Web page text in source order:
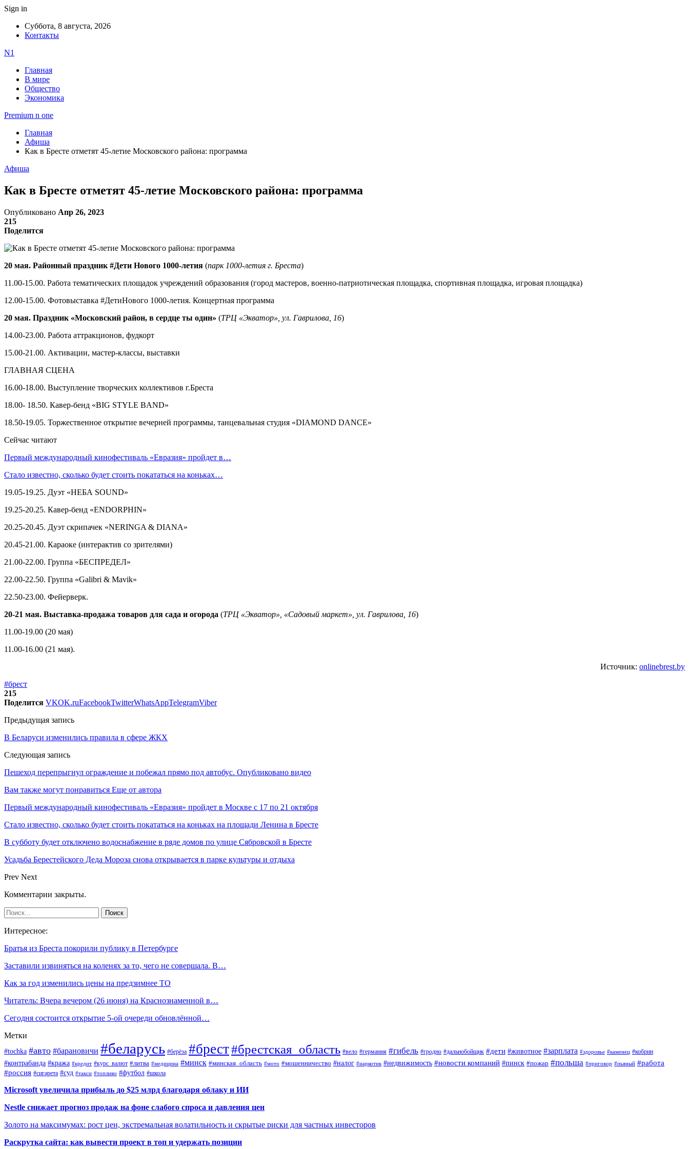
Sign in
Суббота, 8 августа, 2026
Контакты
N1
Главная
В мире
Общество
Экономика
Premium n one
Главная
Афиша
Как в Бресте отметят 45-летие Московского района: программа
Афиша
Как в Бресте отметят 45-летие Московского района: программа
Опубликовано Апр 26, 2023
215
Поделится
20 мая. Районный праздник #Дети Нового 1000-летия (парк 1000-летия г. Бреста)
11.00-15.00. Работа тематических площадок учреждений образования (город мастеров, военно-патриотическая площадка, спортивная площадка, игровая площадка)
12.00-15.00. Фотовыставка #ДетиНового 1000-летия. Концертная программа
20 мая. Праздник «Московский район, в сердце ты один» (ТРЦ «Экватор», ул. Гаврилова, 16)
14.00-23.00. Работа аттракционов, фудкорт
15.00-21.00. Активации, мастер-классы, выставки
ГЛАВНАЯ СЦЕНА
16.00-18.00. Выступление творческих коллективов г.Бреста
18.00- 18.50. Кавер-бенд «BIG STYLE BAND»
18.50-19.05. Торжественное открытие вечерней программы, танцевальная студия «DIAMOND DANCE»
Сейчас читают
Первый международный кинофестиваль «Евразия» пройдет в…
Стало известно, сколько будет стоить покататься на коньках…
19.05-19.25. Дуэт «НЕБА SOUND»
19.25-20.25. Кавер-бенд «ENDORPHIN»
20.25-20.45. Дуэт скрипачек «NERINGA & DIANA»
20.45-21.00. Караоке (интерактив со зрителями)
21.00-22.00. Группа «БЕСПРЕДЕЛ»
22.00-22.50. Группа «Galibri & Mavik»
22.50-23.00. Фейерверк.
20-21 мая. Выставка-продажа товаров для сада и огорода (ТРЦ «Экватор», «Садовый маркет», ул. Гаврилова, 16)
11.00-19.00 (20 мая)
11.00-16.00 (21 мая).
Источник: onlinebrest.by
#брест
215
Поделится VKOK.ruFacebookTwitterWhatsAppTelegramViber
Предыдущая запись
В Беларуси изменились правила в сфере ЖКХ
Следующая запись
Пешеход перепрыгнул ограждение и побежал прямо под автобус. Опубликовано видео
Вам также могут понравиться Еще от автора
Первый международный кинофестиваль «Евразия» пройдет в Москве с 17 по 21 октября
Стало известно, сколько будет стоить покататься на коньках на площади Ленина в Бресте
В субботу будет отключено водоснабжение в ряде домов по улице Сябровской в Бресте
Усадьба Берестейского Деда Мороза снова открывается в парке культуры и отдыха
Prev Next
Комментарии закрыты.
Интересное:
Братья из Бреста покорили публику в Петербурге
Заставили извиняться на коленях за то, чего не совершала. В…
Как за год изменились цены на предзимнее ТО
Читатель: Вчера вечером (26 июня) на Краснознаменной в…
Сегодня состоится открытие 5-ой очереди обновлённой…
Метки
#tochka #авто #барановичи #беларусь #берёза #брест#брестская_область #вело #германия #гибель #гродно #дальнобойщик #дети #животное #зарплата #здоровье #каменец #кобрин
#контрабанда #кража #кредит #курс_валют #литва #медицина #минск #минская_область #мото #мошенничество #налог #наркотик #недвижимость #новости компаний #пинск #пожар #польша #приговор #пьяный #работа
#россия #сигарета #суд #такси #топливо #футбол #школа
Microsoft увеличила прибыль до $25 млрд благодаря облаку и ИИ
Nestle снижает прогноз продаж на фоне слабого спроса и давления цен
Золото на максимумах: рост цен, экстремальная волатильность и скрытые риски для частных инвесторов
Раскрутка сайта: как вывести проект в топ и удержать позиции